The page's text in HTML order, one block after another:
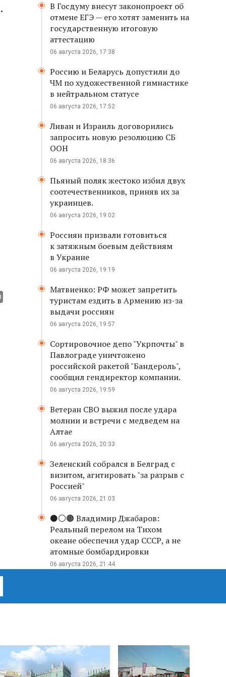
В Госдуму внесут законопроект об
отмене ЕГЭ — его хотят заменить на
государственную итоговую
аттестацию
06 августа 2026, 17:38
Россию и Беларусь допустили до
ЧМ по художественной гимнастике
в нейтральном статусе
06 августа 2026, 17:52
Ливан и Израиль договорились
запросить новую резолюцию СБ
ООН
06 августа 2026, 18:36
Пьяный поляк жестоко избил двух
соотечественников, приняв их за
украинцев.
06 августа 2026, 19:02
Россиян призвали готовиться
к затяжным боевым действиям
в Украине
06 августа 2026, 19:19
Матвиенко: РФ может запретить
туристам ездить в Армению из-за
выдачи россиян
06 августа 2026, 19:57
Сортировочное депо "Укрпочты" в
Павлограде уничтожено
российской ракетой "Бандероль",
сообщил гендиректор компании.
06 августа 2026, 19:59
Ветеран СВО выжил после удара
молнии и встречи с медведем на
Алтае
06 августа 2026, 20:33
Зеленский собрался в Белград с
визитом, агитировать "за разрыв с
Россией"
06 августа 2026, 21:03
⚫️⚪️🟤 Владимир Джабаров:
Реальный перелом на Тихом
океане обеспечил удар СССР, а не
атомные бомбардировки
06 августа 2026, 21:44